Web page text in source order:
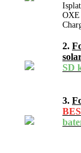
OXE
2.
SD
3.